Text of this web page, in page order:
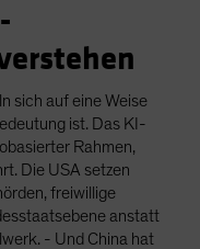
sich auf eine Weise
ist. Das KI-
Rahmen,
Die USA setzen
freiwillige
anstatt
- Und China hat